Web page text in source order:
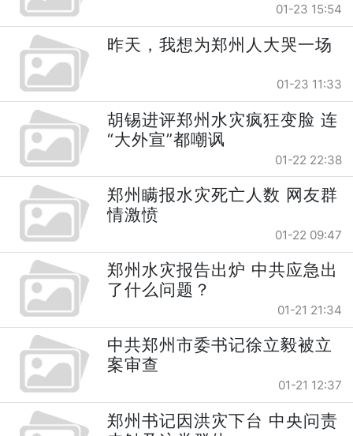
01-23 15:54
昨天，我想为郑州人大哭一场
01-23 11:33
胡锡进评郑州水灾疯狂变脸 连
“大外宣”都嘲讽
01-22 22:38
郑州瞒报水灾死亡人数 网友群
情激愤
01-22 09:47
郑州水灾报告出炉 中共应急出
了什么问题？
01-21 21:34
中共郑州市委书记徐立毅被立
案审查
01-21 12:37
郑州书记因洪灾下台 中央问责